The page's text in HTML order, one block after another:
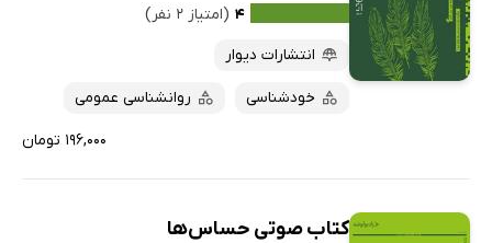
پرفروش‌ها
ارزان ترین‌ها
کتاب‌های متنی
۴ (امتیاز ۲ نفر)
انتشارات دیوار
خودشناسی روانشناسی عمومی
۱۹۶,۰۰۰ تومان
کتاب صوتی حساس‌ها